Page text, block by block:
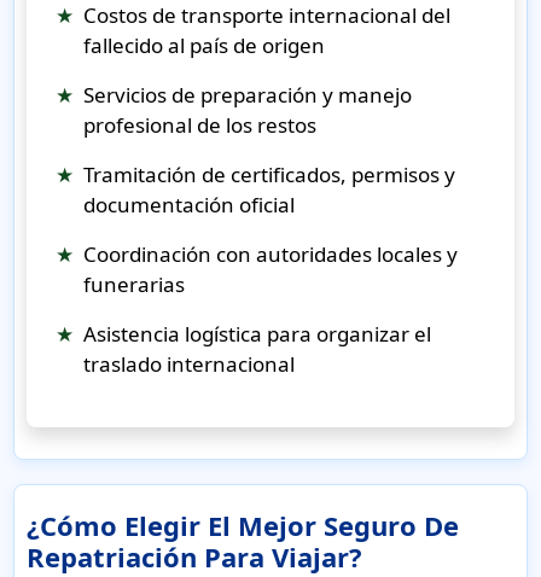
★ Costos de transporte internacional del
fallecido al país de origen
★ Servicios de preparación y manejo
profesional de los restos
★ Tramitación de certificados, permisos y
documentación oficial
★ Coordinación con autoridades locales y
funerarias
★ Asistencia logística para organizar el
traslado internacional
¿Cómo Elegir El Mejor Seguro De
Repatriación Para Viajar?